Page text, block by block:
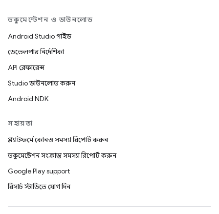
ডকুমেন্টেশন ও ডাউনলোড
Android Studio গাইড
ডেভেলপার নির্দেশিকা
API রেফারেন্স
Studio ডাউনলোড করুন
Android NDK
সহায়তা
প্ল্যাটফর্মে কোনও সমস্যা রিপোর্ট করুন
ডকুমেন্টেশন সংক্রান্ত সমস্যা রিপোর্ট করুন
Google Play support
রিসার্চ স্টাডিতে যোগ দিন